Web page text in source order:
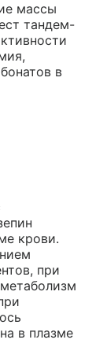
массы
тандем-
в
крови.
при
в плазме